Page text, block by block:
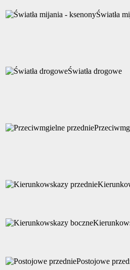
Światła
Światła drogowe
Postojowe